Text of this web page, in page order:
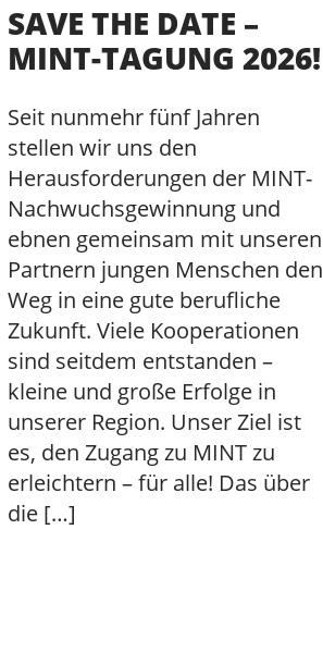
SAVE THE DATE –
MINT-TAGUNG 2026!
Seit nunmehr fünf Jahren
stellen wir uns den
Herausforderungen der MINT-
Nachwuchsgewinnung und
ebnen gemeinsam mit unseren
Partnern jungen Menschen den
Weg in eine gute berufliche
Zukunft. Viele Kooperationen
sind seitdem entstanden –
kleine und große Erfolge in
unserer Region. Unser Ziel ist
es, den Zugang zu MINT zu
erleichtern – für alle! Das über
die […]